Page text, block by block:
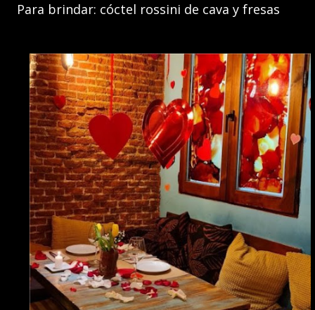
Para brindar: cóctel rossini de cava y fresas